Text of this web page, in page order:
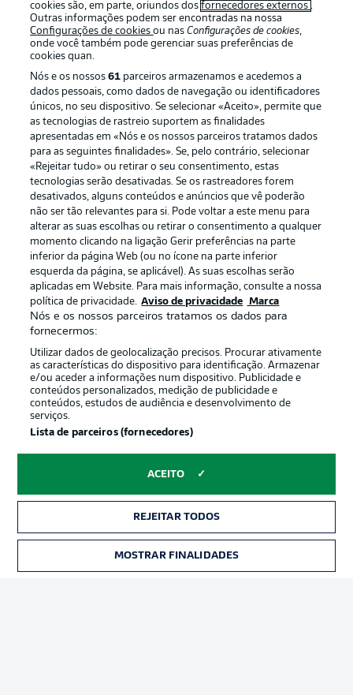
Login
Football as it’s meant to be
APLICATIVO DA BUNDESLIGA
Oferecido por
Avisos legais
Gerir preferências Aviso de privacidade
cookies são, em parte, oriundos dosfornecedores externos .
Outras informações podem ser encontradas na nossa
Configurações de cookiesou nasConfigurações de cookies,
onde você também pode gerenciar suas preferências de
cookies quan.
Nós e os nossos61 parceiros armazenamos e acedemos a
dados pessoais, como dados de navegação ou identificadores
únicos, no seu dispositivo. Se selecionar «Aceito», permite que
as tecnologias de rastreio suportem as finalidades
apresentadas em «Nós e os nossos parceiros tratamos dados
para as seguintes finalidades». Se, pelo contrário, selecionar
«Rejeitar tudo» ou retirar o seu consentimento, estas
tecnologias serão desativadas. Se os rastreadores forem
desativados, alguns conteúdos e anúncios que vê poderão
não ser tão relevantes para si. Pode voltar a este menu para
alterar as suas escolhas ou retirar o consentimento a qualquer
momento clicando na ligação Gerir preferências na parte
inferior da página Web (ou no ícone na parte inferior
esquerda da página, se aplicável). As suas escolhas serão
aplicadas em Website. Para mais informação, consulte a nossa
política de privacidade. Aviso de privacidade Marca
Nós e os nossos parceiros tratamos os dados para
fornecermos:
Utilizar dados de geolocalização precisos. Procurar ativamente
as características do dispositivo para identificação. Armazenar
e/ou aceder a informações num dispositivo. Publicidade e
conteúdos personalizados, medição de publicidade e
conteúdos, estudos de audiência e desenvolvimento de
serviços.
Lista de parceiros (fornecedores)
ACEITO
REJEITAR TODOS
MOSTRAR FINALIDADES